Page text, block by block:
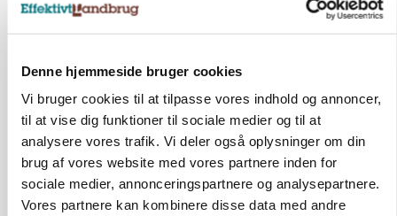
Denne hjemmeside bruger cookies
Vi bruger cookies til at tilpasse vores indhold og annoncer,
til at vise dig funktioner til sociale medier og til at
analysere vores trafik. Vi deler også oplysninger om din
brug af vores website med vores partnere inden for
sociale medier, annonceringspartnere og analysepartnere.
Vores partnere kan kombinere disse data med andre
Russisk mælkepris dykker 23 procent
Annonce
BUSINESS
Fra mark til mur: Byggeriet kan åbne nyt